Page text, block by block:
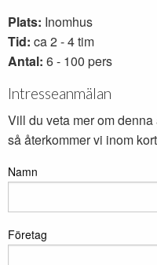
Plats: Inomhus
Tid: ca 2 - 4 tim
Antal: 6 - 100 pers
Intresseanmälan
Vill du veta mer om
så återkommer vi inom
Namn
Företag